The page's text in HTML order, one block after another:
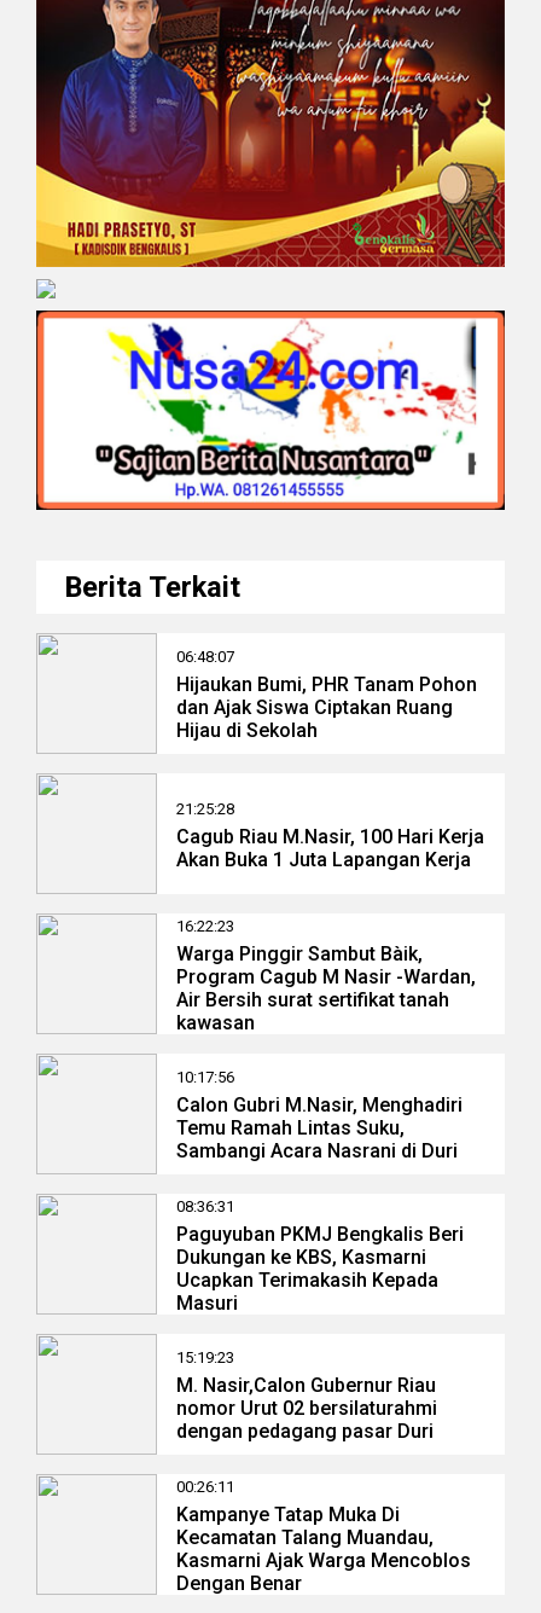
Berita Terkait
06:48:07
Hijaukan Bumi, PHR Tanam Pohon
dan Ajak Siswa Ciptakan Ruang
Hijau di Sekolah
21:25:28
Cagub Riau M.Nasir, 100 Hari Kerja
Akan Buka 1 Juta Lapangan Kerja
16:22:23
Warga Pinggir Sambut Bàik,
Program Cagub M Nasir -Wardan,
Air Bersih surat sertifikat tanah
kawasan
10:17:56
Calon Gubri M.Nasir, Menghadiri
Temu Ramah Lintas Suku,
Sambangi Acara Nasrani di Duri
08:36:31
Paguyuban PKMJ Bengkalis Beri
Dukungan ke KBS, Kasmarni
Ucapkan Terimakasih Kepada
Masuri
15:19:23
M. Nasir,Calon Gubernur Riau
nomor Urut 02 bersilaturahmi
dengan pedagang pasar Duri
00:26:11
Kampanye Tatap Muka Di
Kecamatan Talang Muandau,
Kasmarni Ajak Warga Mencoblos
Dengan Benar